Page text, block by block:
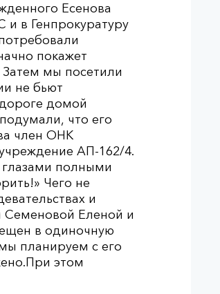
Есенова
в Генпрокуратуру
покажет
мы посетили
не бьют
домой
что его
член ОНК
АП-162/4.
полными
Чего не
и
Семеновой Еленой и
в одиночную
планируем с его
этом